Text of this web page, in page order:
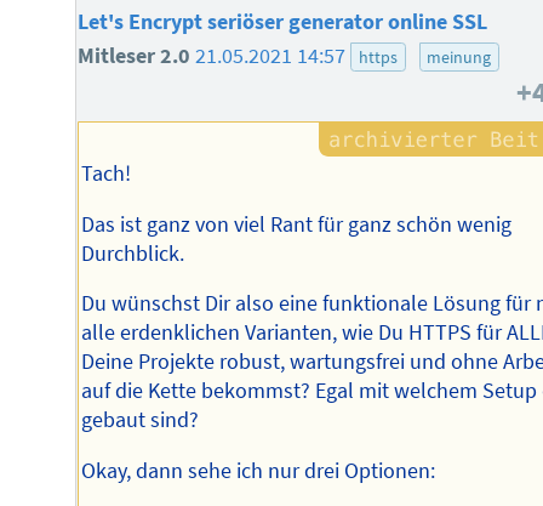
Let's Encrypt seriöser generator online SSL
Mitleser 2.021.05.2021 14:57 https meinung
Tach!
Das ist ganz von viel Rant für ganz schön wenig
Durchblick.
Du wünschst Dir also eine funktionale Lösung für
alle erdenklichen Varianten, wie Du HTTPS für
Deine Projekte robust, wartungsfrei und ohne
auf die Kette bekommst? Egal mit welchem Setup
gebaut sind?
Okay, dann sehe ich nur drei Optionen: